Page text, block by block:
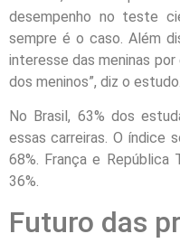
desempenho no teste
sempre é o caso. Além
interesse das meninas
dos meninos”, diz o estudo.
No Brasil, 63% dos
essas carreiras. O índice
68%. França e
36%.
Futuro das